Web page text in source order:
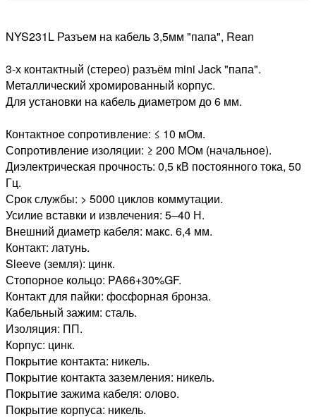
NYS231L Разъем на кабель 3,5мм "папа", Rean
3-х контактный (стерео) разъём mini Jack "папа".
Металлический хромированный корпус.
Для установки на кабель диаметром до 6 мм.
Контактное сопротивление: ≤ 10 мОм.
Сопротивление изоляции: ≥ 200 МОм (начальное).
Диэлектрическая прочность: 0,5 кВ постоянного тока, 50
Гц.
Срок службы: > 5000 циклов коммутации.
Усилие вставки и извлечения: 5–40 Н.
Внешний диаметр кабеля: макс. 6,4 мм.
Контакт: латунь.
Sleeve (земля): цинк.
Стопорное кольцо: PA66+30%GF.
Контакт для пайки: фосфорная бронза.
Кабельный зажим: сталь.
Изоляция: ПП.
Корпус: цинк.
Покрытие контакта: никель.
Покрытие контакта заземления: никель.
Покрытие зажима кабеля: олово.
Покрытие корпуса: никель.